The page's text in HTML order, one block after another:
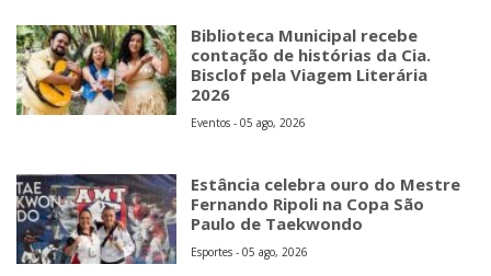
Biblioteca Municipal recebe
contação de histórias da Cia.
Bisclof pela Viagem Literária
2026
Eventos - 05 ago, 2026
Estância celebra ouro do Mestre
Fernando Ripoli na Copa São
Paulo de Taekwondo
Esportes - 05 ago, 2026